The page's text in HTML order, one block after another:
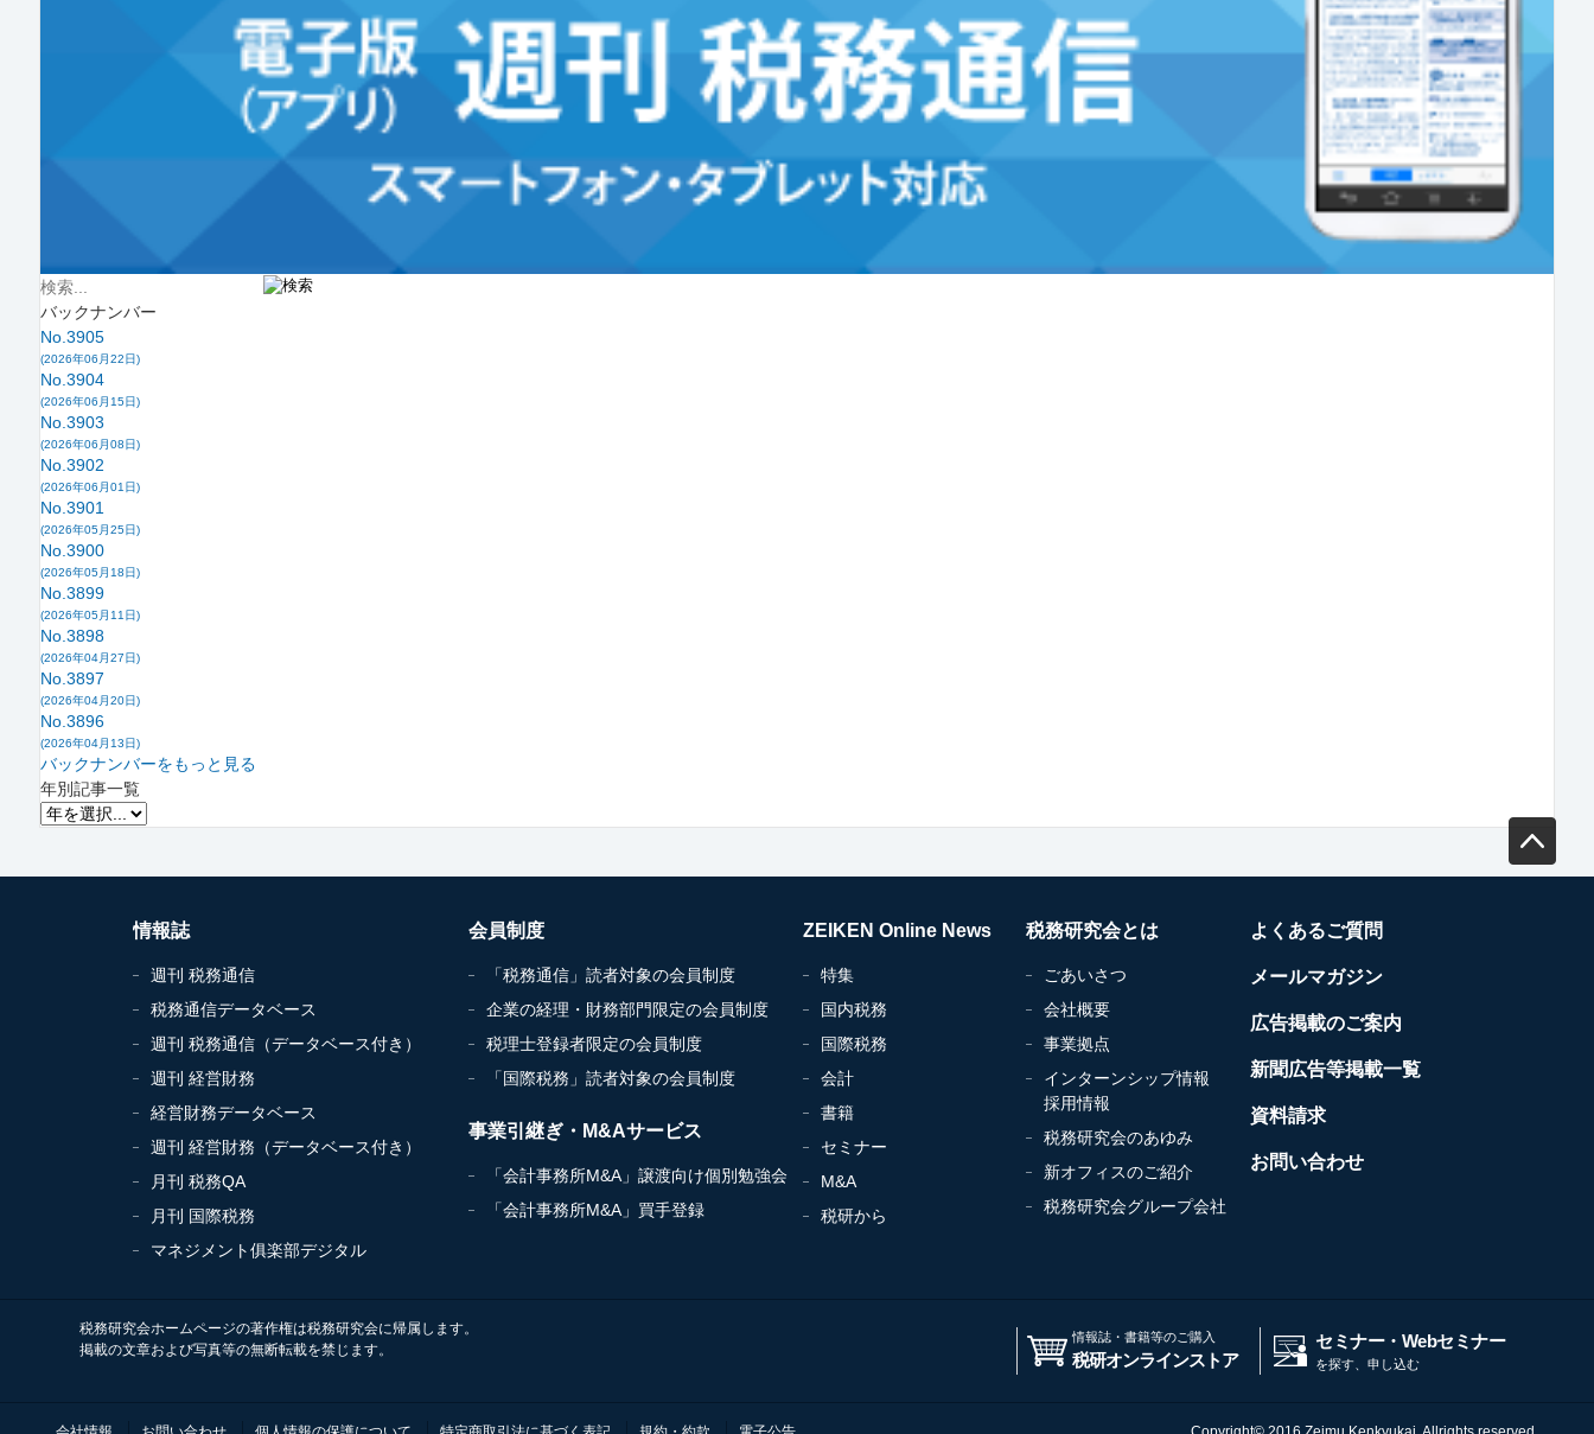
バックナンバー
No.3905
(2026年06月22日)
No.3904
(2026年06月15日)
No.3903
(2026年06月08日)
No.3902
(2026年06月01日)
No.3901
(2026年05月25日)
No.3900
(2026年05月18日)
No.3899
(2026年05月11日)
No.3898
(2026年04月27日)
No.3897
(2026年04月20日)
No.3896
(2026年04月13日)
バックナンバーをもっと見る
年別記事一覧
情報誌
週刊 税務通信
税務通信データベース
週刊 税務通信（データベース付き）
週刊 経営財務
経営財務データベース
週刊 経営財務（データベース付き）
月刊 税務QA
月刊 国際税務
マネジメント俱楽部デジタル
会員制度
「税務通信」読者対象の会員制度
企業の経理・財務部門限定の会員制度
税理士登録者限定の会員制度
「国際税務」読者対象の会員制度
事業引継ぎ・M&Aサービス
「会計事務所M&A」譲渡向け個別勉強会
「会計事務所M&A」買手登録
ZEIKEN Online News
特集
国内税務
国際税務
会計
書籍
セミナー
M&A
税研から
税務研究会とは
ごあいさつ
会社概要
事業拠点
インターンシップ情報
採用情報
税務研究会のあゆみ
新オフィスのご紹介
税務研究会グループ会社
よくあるご質問
メールマガジン
広告掲載のご案内
新聞広告等掲載一覧
資料請求
お問い合わせ
税務研究会ホームページの著作権は税務研究会に帰属します。
掲載の文章および写真等の無断転載を禁じます。
情報誌・書籍等のご購入
税研オンラインストア
セミナー・Webセミナー
を探す、申し込む